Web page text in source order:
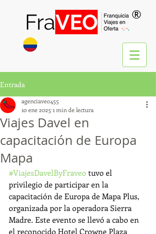
®
Entrada
Viajes Davel en
capacitación de Europa
Mapa
agenciaveo455
10 ene 2025 1 min de lectura
#ViajesDavelByFraveo tuvo el
privilegio de participar en la
capacitación de Europa de Mapa Plus,
organizada por la operadora Sierra
Madre. Este evento se llevó a cabo en
el reconocido Hotel Crowne Plaza